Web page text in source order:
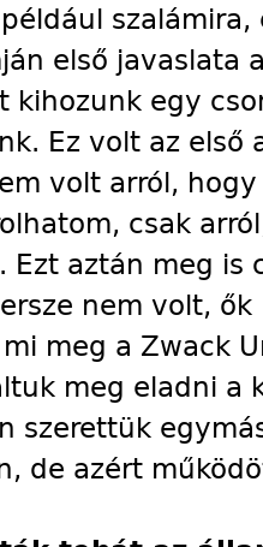
első javaslata
kihozunk egy
Ez volt az első
volt arról,
csak
aztán meg is
nem volt,
meg a Zwack
meg eladni a
szerettük
de azért